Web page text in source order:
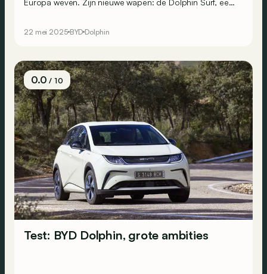
22 mei 2025 BYD Dolphin
0.0/ 10
Test: BYD Dolphin, grote ambities